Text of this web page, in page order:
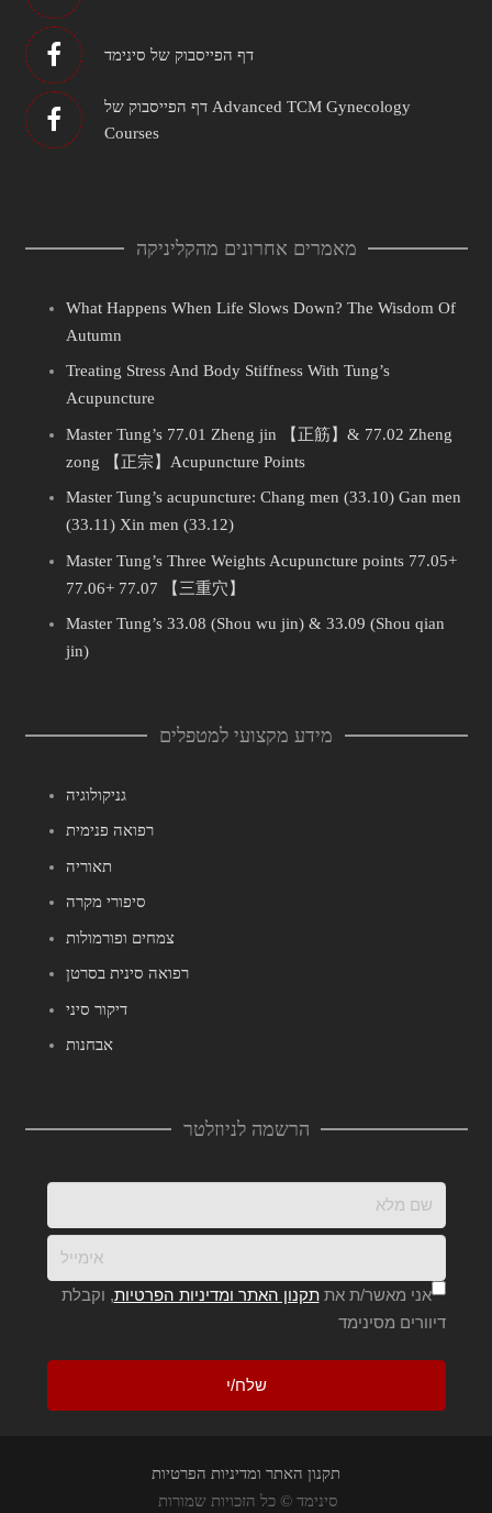
דף הפייסבוק של סינימד
דף הפייסבוק של Advanced TCM Gynecology
Courses
מאמרים אחרונים מהקליניקה
What Happens When Life Slows Down? The Wisdom Of
Autumn
Treating Stress And Body Stiffness With Tung’s
Acupuncture
Master Tung’s 77.01 Zheng jin 【正筋】& 77.02 Zheng
zong 【正宗】Acupuncture Points
Master Tung’s acupuncture: Chang men (33.10) Gan men
(33.11) Xin men (33.12)
Master Tung’s Three Weights Acupuncture points 77.05+
77.06+ 77.07 【三重穴】
Master Tung’s 33.08 (Shou wu jin) & 33.09 (Shou qian
jin)
מידע מקצועי למטפלים
גניקולוגיה
רפואה פנימית
תאוריה
סיפורי מקרה
צמחים ופורמולות
רפואה סינית בסרטן
דיקור סיני
אבחנות
הרשמה לניוזלטר
אני מאשר/ת אתתקנון האתר ומדיניות הפרטיות, וקבלת
דיוורים מסינימד
תקנון האתר ומדיניות הפרטיות
סינימד © כל הזכויות שמורות